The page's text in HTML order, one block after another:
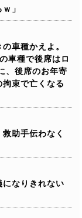
」
車種かえよ。
車種で後席はロ
、後席のお年寄
束で亡くなる
助手伝わなく
なりきれない